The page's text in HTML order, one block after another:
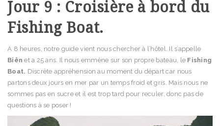
Jour 9 : Croisière à bord du
Fishing Boat.
A 8 heures, notre guide vient nous chercher à l’hôtel. Il s’appelle
Biên et a 25 ans. Il nous emmène sur son propre bateau, le Fishing
Boat. Discrète appréhension au moment du départ car nous
partons deux jours en mer par un temps froid et gris. Mais nous ne
sommes pas en sucre et il est trop tard pour reculer, donc pas de
questions à se poser !